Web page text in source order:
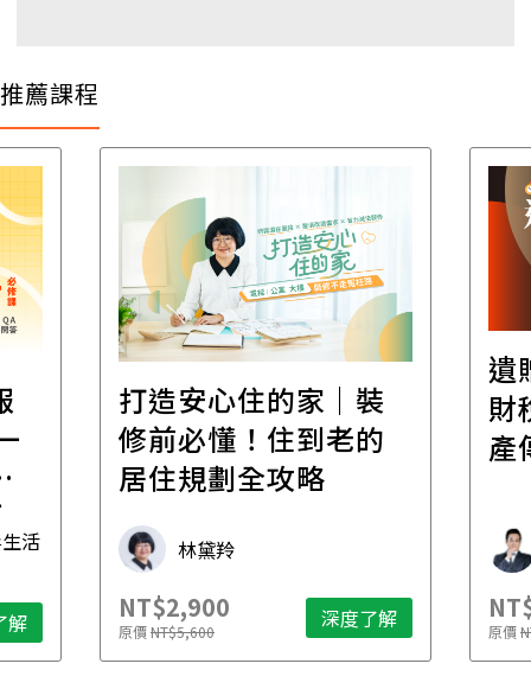
推薦課程
活
解
打造安心住的家｜裝
修前必懂！住到老的
居住規劃全攻略
林黛羚
NT$2,900
原價NT$5,600 深度了解
遺
財
產
原價